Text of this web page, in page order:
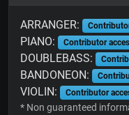
ARRANGER:
PIANO: Contributor
DOUBLEBASS:
BANDONEON:
VIOLIN: Contributor
* Non guaranteed